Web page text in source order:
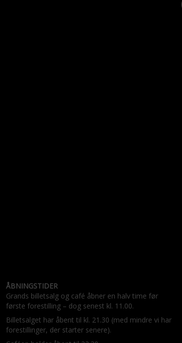
ÅBNINGSTIDER
Grands billetsalg og café åbner en halv time før
første forestilling – dog senest kl. 11.00.
Billetsalget har åbent til kl. 21.30 (med mindre vi har
forestillinger, der starter senere).